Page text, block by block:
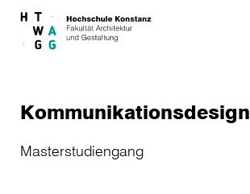
Skip to main content
Kommunikationsdesign
Masterstudiengang